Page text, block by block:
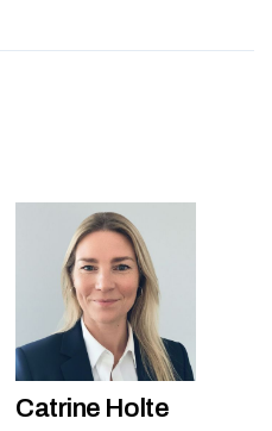
Catrine Holte